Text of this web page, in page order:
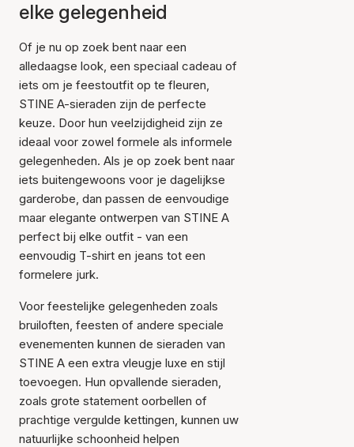
elke gelegenheid
Of je nu op zoek bent naar een
alledaagse look, een speciaal cadeau of
iets om je feestoutfit op te fleuren,
STINE A-sieraden zijn de perfecte
keuze. Door hun veelzijdigheid zijn ze
ideaal voor zowel formele als informele
gelegenheden. Als je op zoek bent naar
iets buitengewoons voor je dagelijkse
garderobe, dan passen de eenvoudige
maar elegante ontwerpen van STINE A
perfect bij elke outfit - van een
eenvoudig T-shirt en jeans tot een
formelere jurk.
Voor feestelijke gelegenheden zoals
bruiloften, feesten of andere speciale
evenementen kunnen de sieraden van
STINE A een extra vleugje luxe en stijl
toevoegen. Hun opvallende sieraden,
zoals grote statement oorbellen of
prachtige vergulde kettingen, kunnen uw
natuurlijke schoonheid helpen